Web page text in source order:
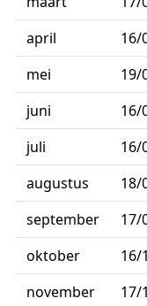
april
16/
mei
19/
juni
16/
juli
16/
augustus
18/
september
17/
oktober
16/
november
17/